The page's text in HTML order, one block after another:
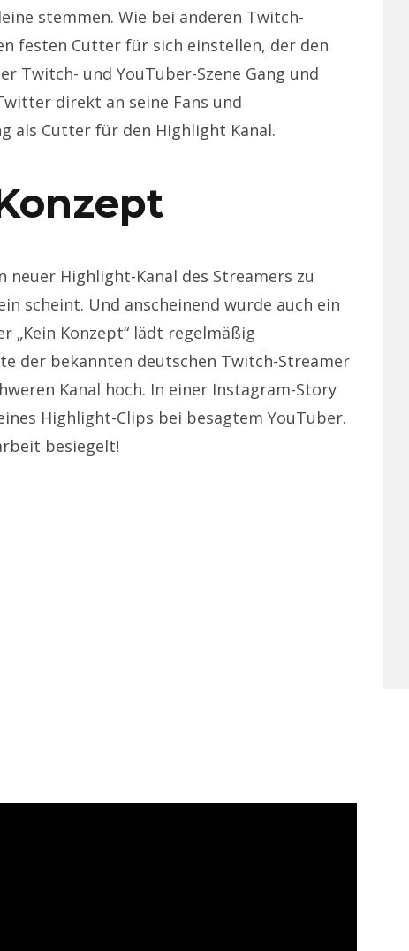
stemmen. Wie bei anderen Twitch-
festen Cutter für sich einstellen, der den
Twitch- und YouTuber-Szene Gang und
direkt an seine Fans und
als Cutter für den Highlight Kanal.
Highlight-Kanal des Streamers zu
scheint. Und anscheinend wurde auch ein
„Kein Konzept“ lädt regelmäßig
der bekannten deutschen Twitch-Streamer
Kanal hoch. In einer Instagram-Story
Highlight-Clips bei besagtem YouTuber.
besiegelt!